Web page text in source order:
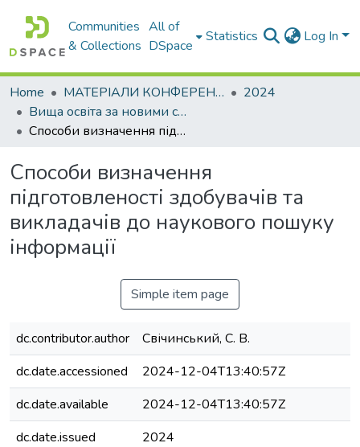
Communities
& Collections
All of
DSpace
Statistics Log In
Home МАТЕРІАЛИ КОНФЕРЕНЦІЙ
2024
Вища освіта за новими стандартами: виклики у контексті діджиталізації та інтеграції в міжнародний освітній простір
Способи визначення підготовленості здобувачів та викладачів до наукового пошуку інформації
Способи визначення
підготовленості здобувачів та
викладачів до наукового пошуку
інформації
Simple item page
dc.contributor.author
Свічинський, С. В.
dc.date.accessioned
2024-12-04T13:40:57Z
dc.date.available
2024-12-04T13:40:57Z
dc.date.issued
2024